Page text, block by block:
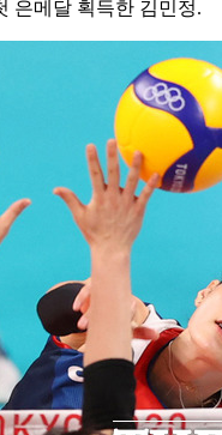
은메달 획득한 김민정.